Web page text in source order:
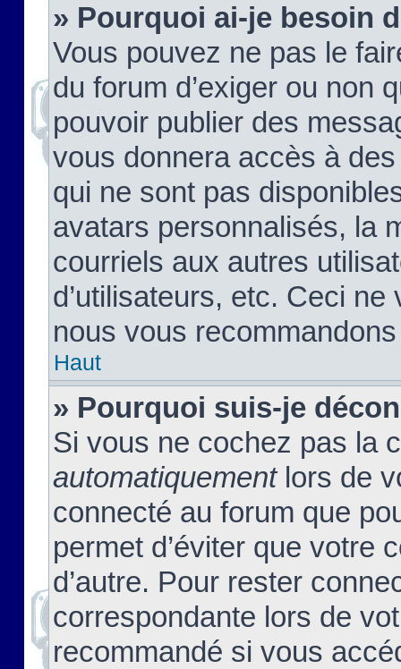
» Pourquoi ai-je besoin
Vous pouvez ne pas le
du forum d’exiger ou non
pouvoir publier des
vous donnera accès à
qui ne sont pas
avatars personnalisés, la
courriels aux autres
d’utilisateurs, etc. Ceci
nous vous
Haut
» Pourquoi suis-je
Si vous ne cochez pas la
automatiquementlors de
connecté au forum que
permet d’éviter que votre
d’autre. Pour rester
correspondante lors de
recommandé si vous